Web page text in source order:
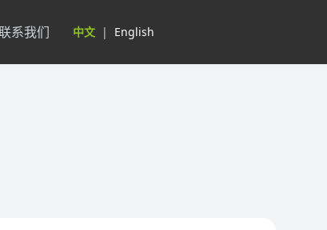
系我们 中文 | English